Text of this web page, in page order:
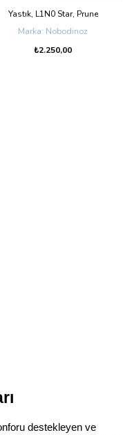
Yastık, L1N0 Star, Prune
Nobodinoz
₺2.250,00
destekleyen ve